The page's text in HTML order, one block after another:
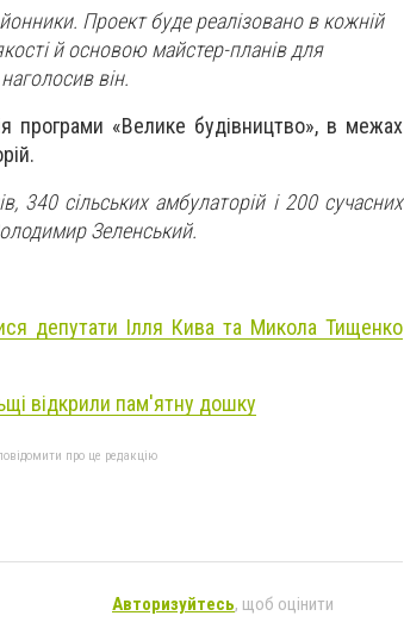
Проект буде реалізовано в кожній
й основою майстер-планів для
він.
програми «Велике будівництво», в межах
сільських амбулаторій і 200 сучасних
Зеленський.
депутати Ілля Кива та Микола Тищенко
відкрили пам'ятну дошку
про це редакцію
Авторизуйтесь, щоб оцінити